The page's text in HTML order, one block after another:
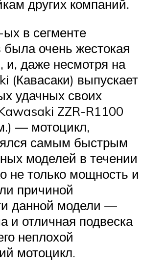
других компаний.
в сегменте
была очень жестокая
и, даже несмотря на
(Кавасаки) выпускает
удачных своих
ZZR-R1100
— мотоцикл,
самым быстрым
моделей в течении
не только мощность и
причиной
данной модели —
и отличная подвеска
неплохой
мотоцикл.